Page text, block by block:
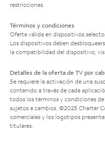
restricciones.
Términos y condiciones
Oferta válida en dispositivos
Los dispositivos deben
la compatibilidad del dispositivo,
Detalles de la oferta de TV por
Se requiere la activación de una
contenido a través de cada
todos los términos y condiciones
sujetos a cambios. ©2025 Charter
comerciales y los logotipos
titulares.